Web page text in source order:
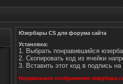
Юзербары CS для форума сайта
Установка:
1. Выбрать понравившийся
2. Скопировать код из ячейки
3. Вставить этот код в подпись
Нормальное отображение юзербара